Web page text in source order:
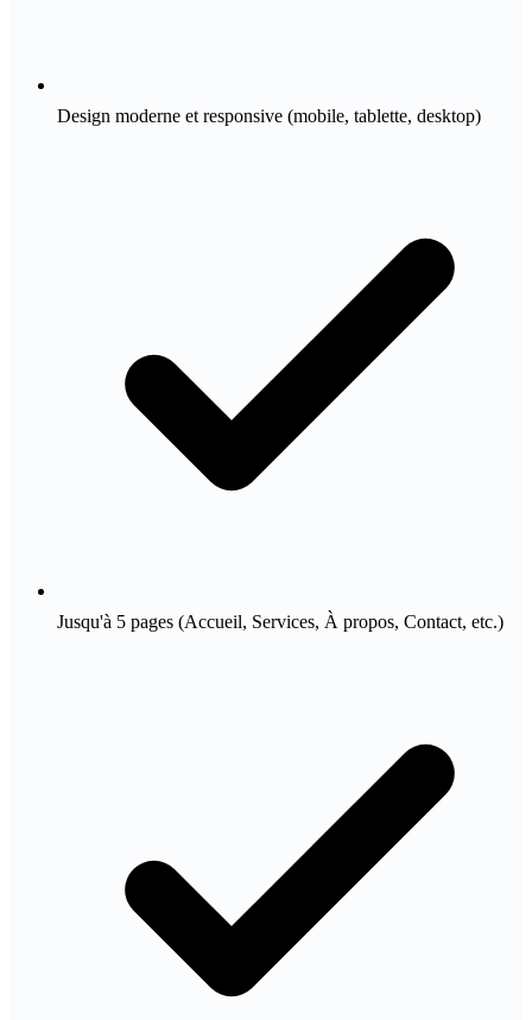
Design moderne et responsive (mobile, tablette, desktop)
Jusqu'à 5 pages (Accueil, Services, À propos, Contact, etc.)